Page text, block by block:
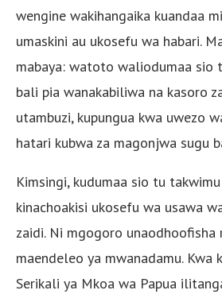
wengine wakihangaika kuandaa
umaskini au ukosefu wa habari.
mabaya: watoto waliodumaa sio
bali pia wanakabiliwa na kasoro
utambuzi, kupungua kwa uwezo
hatari kubwa za magonjwa sugu
Kimsingi, kudumaa sio tu
kinachoakisi ukosefu wa usawa
zaidi. Ni mgogoro unaodhoofisha
maendeleo ya mwanadamu. Kwa
Serikali ya Mkoa wa Papua